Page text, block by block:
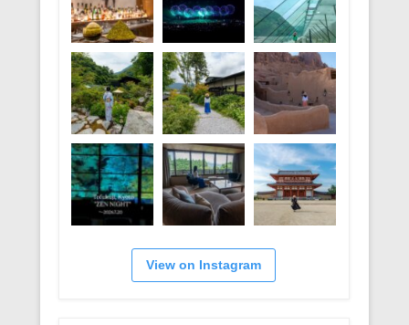
View on Instagram